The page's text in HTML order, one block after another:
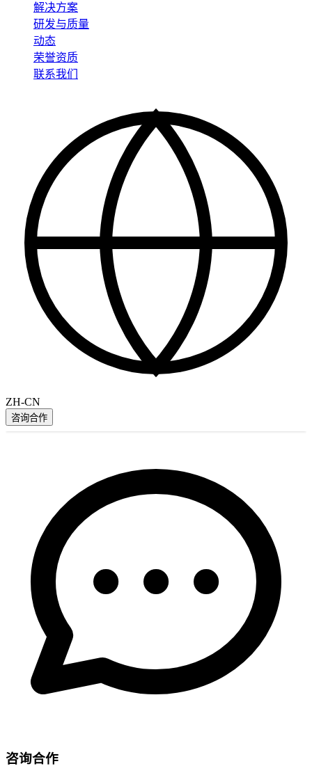
解决方案
研发与质量
动态
荣誉资质
联系我们
ZH-CN
咨询合作
咨询合作